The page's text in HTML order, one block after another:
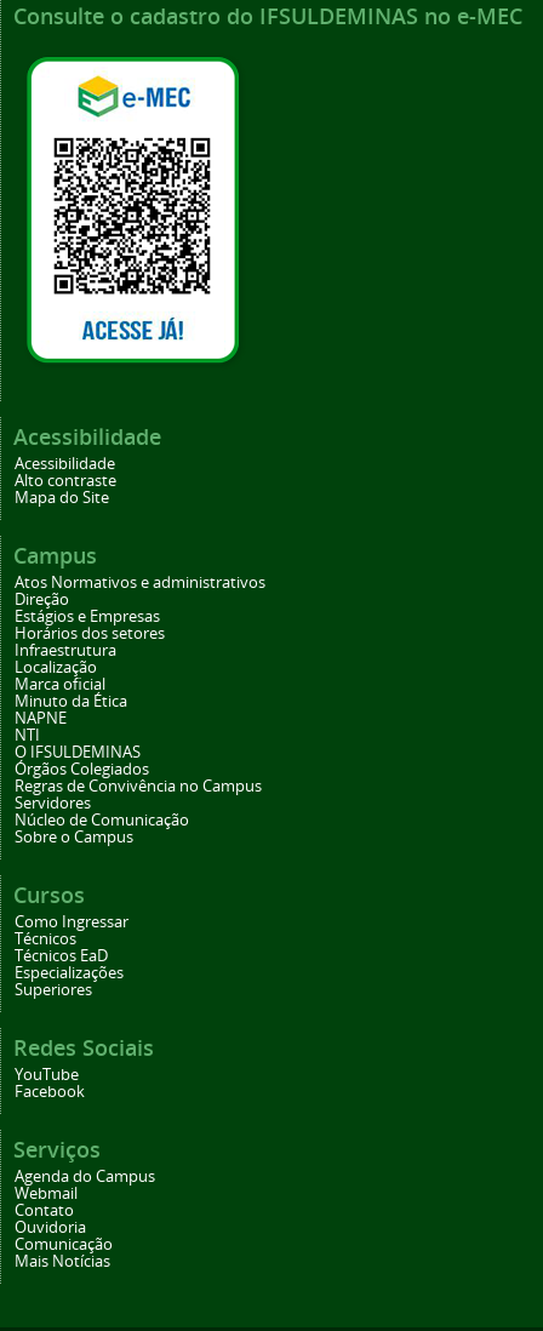
Consulte o cadastro do IFSULDEMINAS no e-MEC
Acessibilidade
Acessibilidade
Alto contraste
Mapa do Site
Campus
Atos Normativos e administrativos
Direção
Estágios e Empresas
Horários dos setores
Infraestrutura
Localização
Marca oficial
Minuto da Ética
NAPNE
NTI
O IFSULDEMINAS
Órgãos Colegiados
Regras de Convivência no Campus
Servidores
Núcleo de Comunicação
Sobre o Campus
Cursos
Como Ingressar
Técnicos
Técnicos EaD
Especializações
Superiores
Redes Sociais
YouTube
Facebook
Serviços
Agenda do Campus
Webmail
Contato
Ouvidoria
Comunicação
Mais Notícias